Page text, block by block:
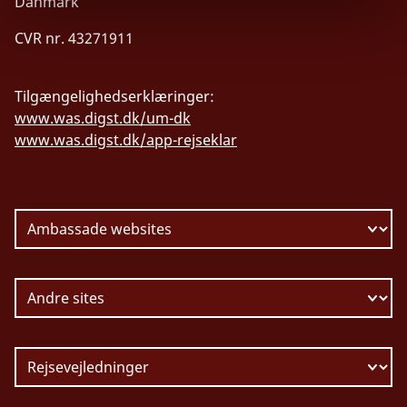
CVR nr. 43271911
Tilgængelighedserklæringer:
www.was.digst.dk/um-dk
www.was.digst.dk/app-rejseklar